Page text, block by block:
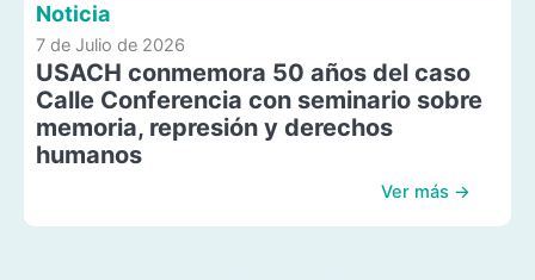
Noticia
7 de Julio de 2026
USACH conmemora 50 años del caso
Calle Conferencia con seminario sobre
memoria, represión y derechos
humanos
Ver más →